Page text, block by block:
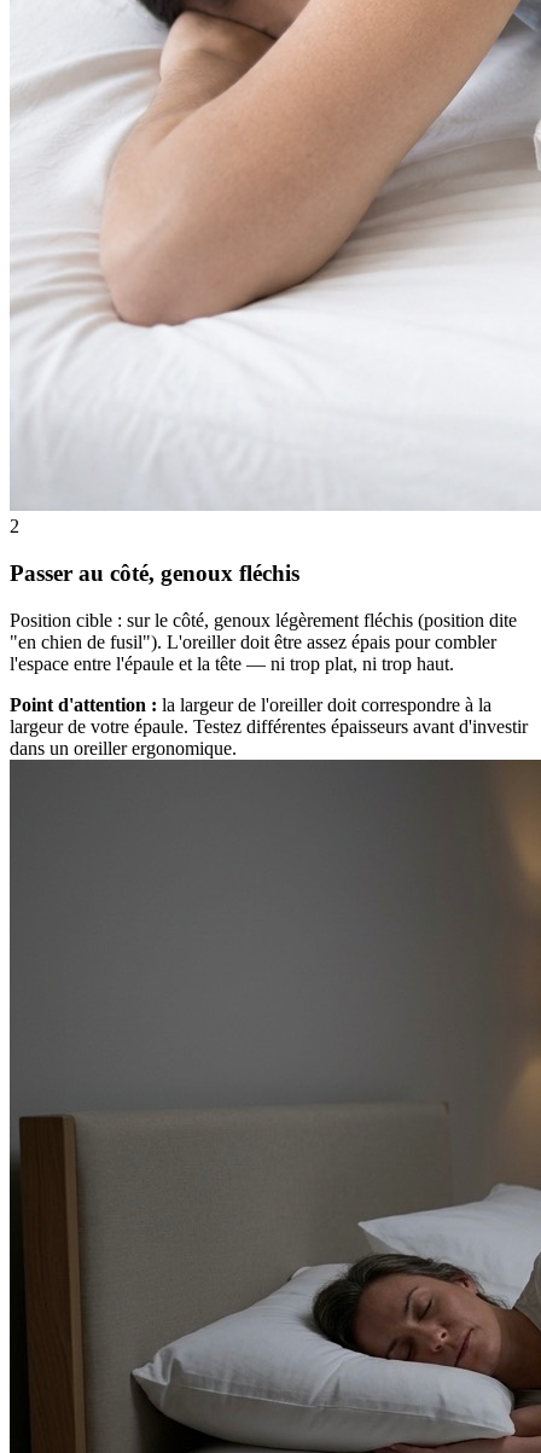
2
Passer au côté, genoux fléchis
Position cible : sur le côté, genoux légèrement fléchis (position dite
"en chien de fusil"). L'oreiller doit être assez épais pour combler
l'espace entre l'épaule et la tête — ni trop plat, ni trop haut.
Point d'attention : la largeur de l'oreiller doit correspondre à la
largeur de votre épaule. Testez différentes épaisseurs avant d'investir
dans un oreiller ergonomique.